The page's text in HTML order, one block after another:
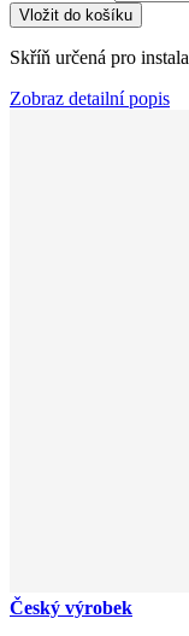
Vložit do košíku
Skříň určená pro
Zobraz detailní popis
Český výrobek